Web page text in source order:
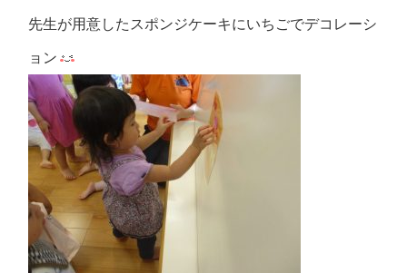
先生が用意したスポンジケーキにいちごでデコレーシ
ョン